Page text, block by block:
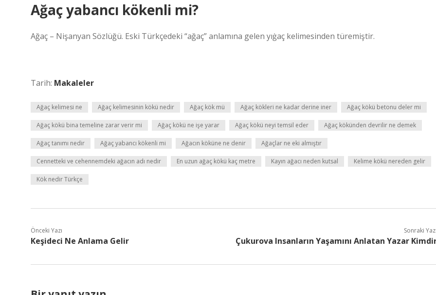
Ağaç yabancı kökenli mi?
Ağaç – Nişanyan Sözlüğü. Eski Türkçedeki “ağaç” anlamına gelen yıġaç kelimesinden türemiştir.
Tarih: Makaleler
Ağaç kelimesi ne Ağaç kelimesinin kökü nedir Ağaç kök mü Ağaç kökleri ne kadar derine iner Ağaç kökü betonu deler mi
Ağaç kökü bina temeline zarar verir mi Ağaç kökü ne işe yarar Ağaç kökü neyi temsil eder Ağaç kökünden devrilir ne demek
Ağaç tanımı nedir Ağaç yabancı kökenli mi Ağacın köküne ne denir Ağaçlar ne eki almıştır
Cennetteki ve cehennemdeki ağacın adı nedir En uzun ağaç kökü kaç metre Kayın ağacı neden kutsal Kelime kökü nereden gelir
Kök nedir Türkçe
Önceki Yazı
Keşideci Ne Anlama Gelir
Sonraki
Çukurova Insanların Yaşamını Anlatan Yazar